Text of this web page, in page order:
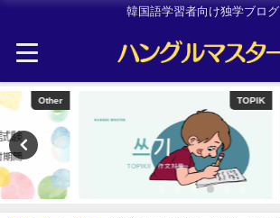
韓国語学習者向け独学ブログ